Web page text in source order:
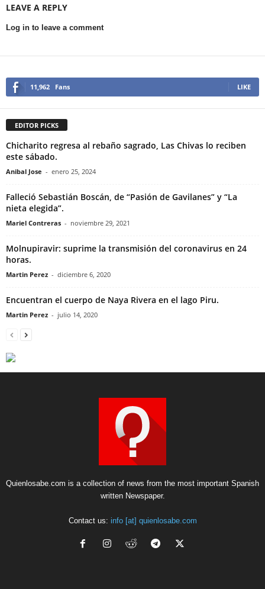
LEAVE A REPLY
Log in to leave a comment
11,962 Fans LIKE
EDITOR PICKS
Chicharito regresa al rebaño sagrado, Las Chivas lo reciben
este sábado.
Anibal Jose - enero 25, 2024
Falleció Sebastián Boscán, de “Pasión de Gavilanes” y “La
nieta elegida”.
Mariel Contreras - noviembre 29, 2021
Molnupiravir: suprime la transmisión del coronavirus en 24
horas.
Martin Perez - diciembre 6, 2020
Encuentran el cuerpo de Naya Rivera en el lago Piru.
Martin Perez - julio 14, 2020
Quienlosabe.com is a collection of news from the most important Spanish
written Newspaper.
Contact us: info [at] quienlosabe.com